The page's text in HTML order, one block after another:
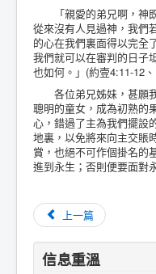
「親愛的弟兄啊，神既
從來沒有人見過神，我們
的心在我們裏面得以完
我們就可以在審判的日子
也如何。」(約壹4:11-12
各位弟兄姊妹，甚願我
聰明的童女，成為初熟的
心，錯過了主為我們擺設
地裏，以免將來向主交賬
賞，也絕不可作個掛名的
進到永生；否則便要面對
上一篇
信息重溫